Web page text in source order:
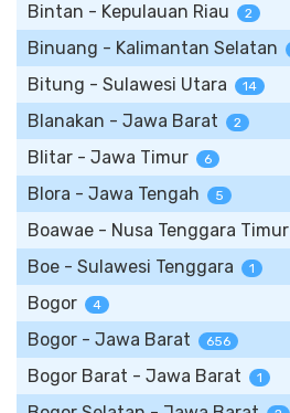
Bintan - Kepulauan Riau 2
Binuang - Kalimantan Selatan
Bitung - Sulawesi Utara 14
Blanakan - Jawa Barat 2
Blitar - Jawa Timur 6
Blora - Jawa Tengah 5
Boawae - Nusa Tenggara Timur
Boe - Sulawesi Tenggara 1
Bogor 4
Bogor - Jawa Barat 656
Bogor Barat - Jawa Barat 1